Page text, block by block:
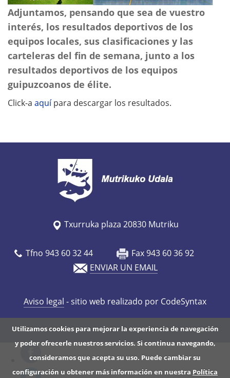
Utilizamos cookies para mejorar la experiencia de navegación
y poder ofrecerle nuestros servicios. Si continua navegando,
consideramos que acepta su uso. Puede cambiar su
configuración u obtener más información en nuestra Política
Adjuntamos, pensando que sea de vuestro
interés, los resultados deportivos de los
equipos locales, sus clasificaciones y las
carteleras del fin de semana, junto a los
resultados deportivos de los equipos
guipuzcoanos de élite.
Click-a aquípara descargar los resultados.
Txurruka plaza 20830 Mutriku
Tfno 943 60 32 44
Fax 943 60 36 92
ENVIAR UN EMAIL
Aviso legal - sitio web realizado por CodeSyntax